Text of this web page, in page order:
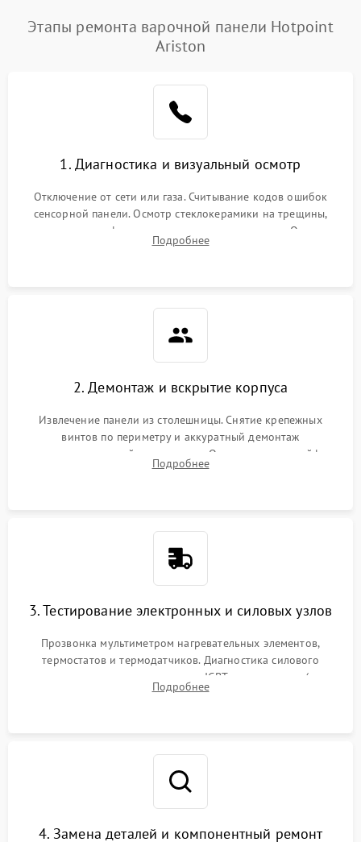
Этапы ремонта варочной панели Hotpoint
Ariston
1. Диагностика и визуальный осмотр
Отключение от сети или газа. Считывание кодов ошибок
сенсорной панели. Осмотр стеклокерамики на трещины,
проверка конфорок на равномерность нагрева. Опрос
клиента о симптомах (не включается, не видит посуду,
Подробнее
2. Демонтаж и вскрытие корпуса
Извлечение панели из столешницы. Снятие крепежных
винтов по периметру и аккуратный демонтаж
стеклокерамической поверхности. Отсоединение шлейфов
сенсорного блока для доступа к силовым платам, катушкам
Подробнее
3. Тестирование электронных и силовых узлов
Прозвонка мультиметром нагревательных элементов,
термостатов и термодатчиков. Диагностика силового
модуля, реле, диодных мостов и IGBT-транзисторов (для
индукции). Проверка кранов и газ-контроля (для газовых
Подробнее
4. Замена деталей и компонентный ремонт